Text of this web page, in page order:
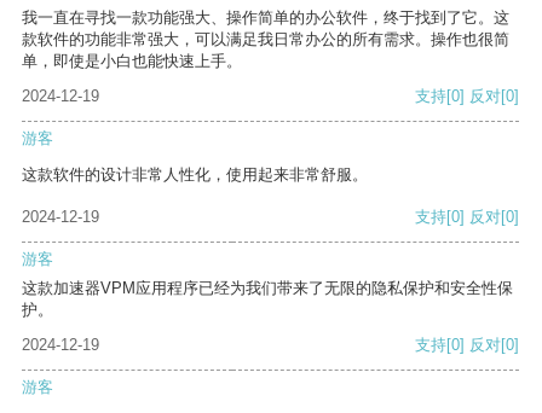
我一直在寻找一款功能强大、操作简单的办公软件，终于找到了它。这
款软件的功能非常强大，可以满足我日常办公的所有需求。操作也很简
单，即使是小白也能快速上手。
2024-12-19
支持[0] 反对[0]
游客
这款软件的设计非常人性化，使用起来非常舒服。
2024-12-19 支持[0] 反对[0]
游客
这款加速器VPM应用程序已经为我们带来了无限的隐私保护和安全性保
护。
2024-12-19
支持[0] 反对[0]
游客